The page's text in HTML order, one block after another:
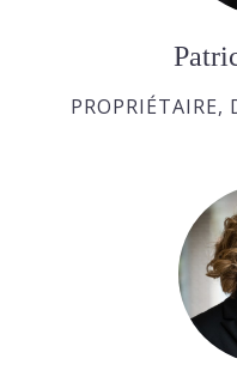
PROPRIÉTAIRE,